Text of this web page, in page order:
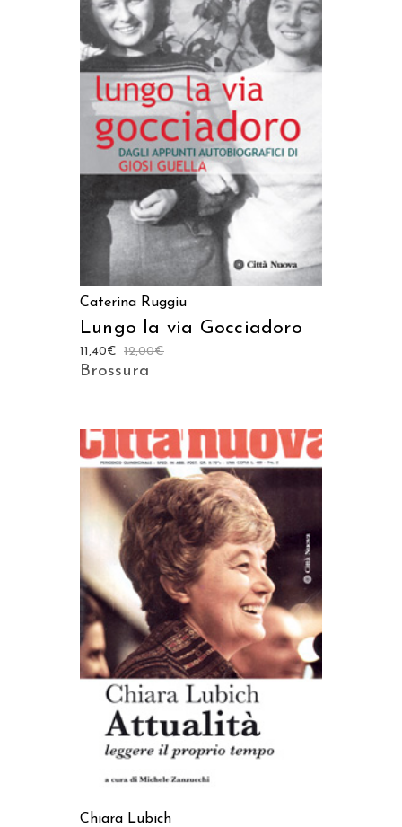
AGGIUNGI AL CARRELLO
Caterina Ruggiu
Lungo la via Gocciadoro
12,00€
11,40€
Brossura
AGGIUNGI AL CARRELLO
Chiara Lubich